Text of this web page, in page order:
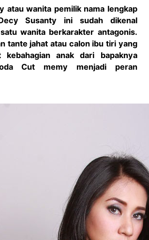
atau wanita pemilik nama lengkap
Susanty ini sudah dikenal
wanita berkarakter antagonis.
tante jahat atau calon ibu tiri yang
kebahagian anak dari bapaknya
Cut memy menjadi peran